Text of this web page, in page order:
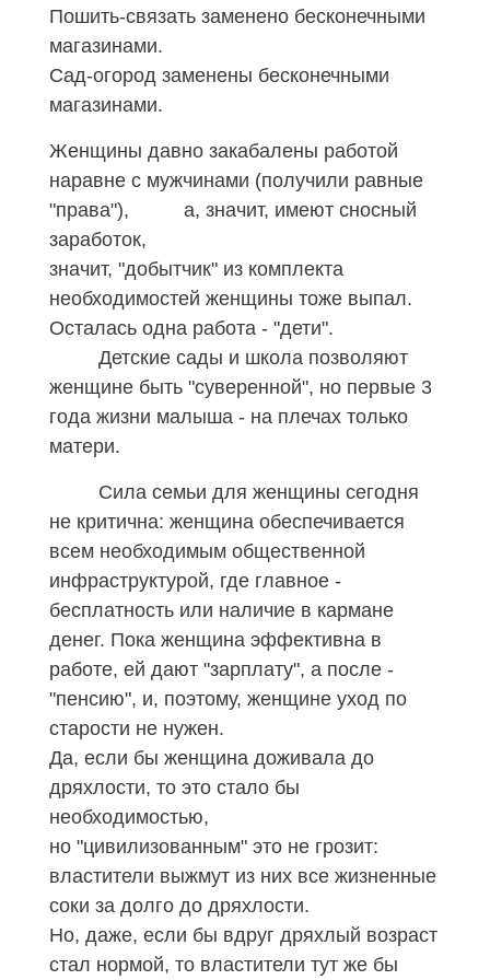
Пошить-связать заменено бесконечными
магазинами.
Сад-огород заменены бесконечными
магазинами.
Женщины давно закабалены работой
наравне с мужчинами (получили равные
"права"), а, значит, имеют сносный
заработок,
значит, "добытчик" из комплекта
необходимостей женщины тоже выпал.
Осталась одна работа - "дети".
Детские сады и школа позволяют
женщине быть "суверенной", но первые 3
года жизни малыша - на плечах только
матери.
Сила семьи для женщины сегодня
не критична: женщина обеспечивается
всем необходимым общественной
инфраструктурой, где главное -
бесплатность или наличие в кармане
денег. Пока женщина эффективна в
работе, ей дают "зарплату", а после -
"пенсию", и, поэтому, женщине уход по
старости не нужен.
Да, если бы женщина доживала до
дряхлости, то это стало бы
необходимостью,
но "цивилизованным" это не грозит:
властители выжмут из них все жизненные
соки за долго до дряхлости.
Но, даже, если бы вдруг дряхлый возраст
стал нормой, то властители тут же бы